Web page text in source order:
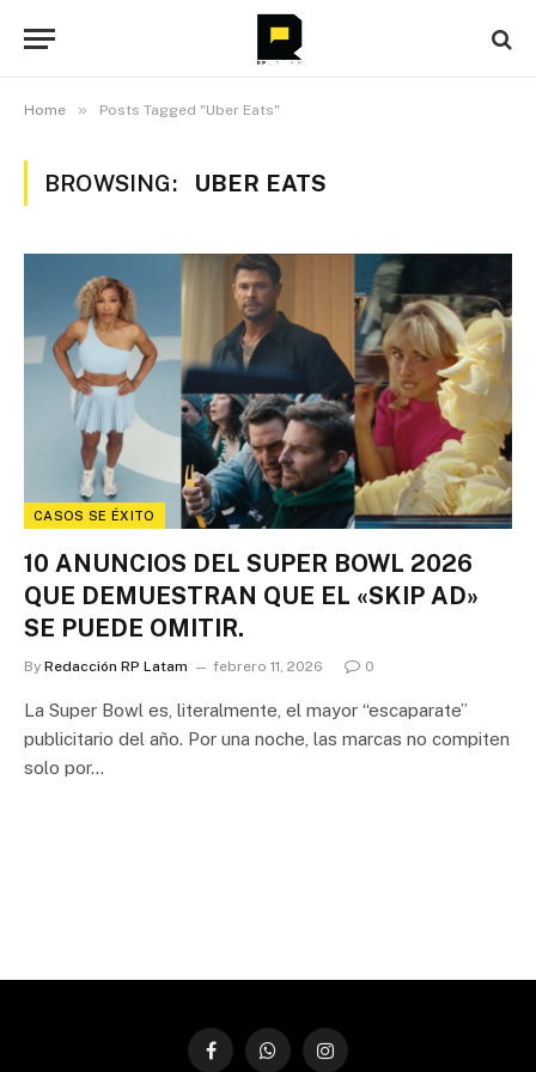
Home » Posts Tagged "Uber Eats"
BROWSING: UBER EATS
CASOS SE ÉXITO
10 ANUNCIOS DEL SUPER BOWL 2026
QUE DEMUESTRAN QUE EL «SKIP AD»
SE PUEDE OMITIR.
By Redacción RP Latam febrero 11, 2026 0
La Super Bowl es, literalmente, el mayor “escaparate”
publicitario del año. Por una noche, las marcas no compiten
solo por…
FacebookWhatsAppInstagram